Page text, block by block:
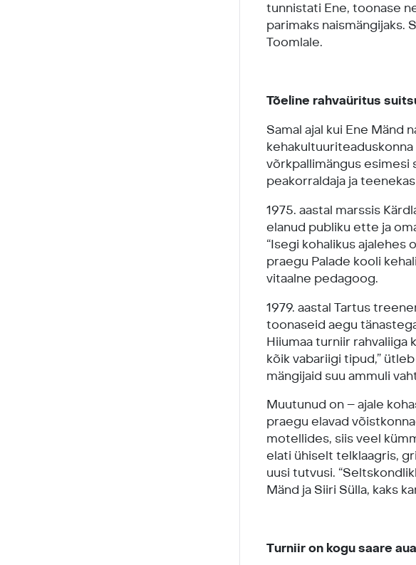
tunnistati Ene, toonase
parimaks naismängijaks.
Toomlale.
Tõeline rahvaüritus
Samal ajal kui Ene Mänd
võrkpallimängus esimesi
peakorraldaja ja
1975. aastal marssis
elanud publiku ette ja
“Isegi kohalikus ajalehes
praegu Palade kooli
vitaalne pedagoog.
1979. aastal Tartus
toonaseid aegu
Hiiumaa turniir rahvaliiga
kõik vabariigi tipud,”
mängijaid suu ammuli
Muutunud on – ajale
praegu elavad
motellides, siis veel
elati ühiselt telklaagris,
uusi tutvusi.
Mänd ja Siiri Sülla, kaks
Turniir on kogu saare